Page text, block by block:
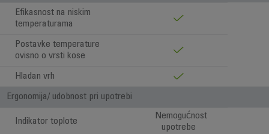
Efikasnost na niskim
temperaturama
Postavke temperature
ovisno o vrsti kose
Hladan vrh
Ergonomija/ udobnost pri upotrebi
Indikator toplote
Nemogućnost
upotrebe